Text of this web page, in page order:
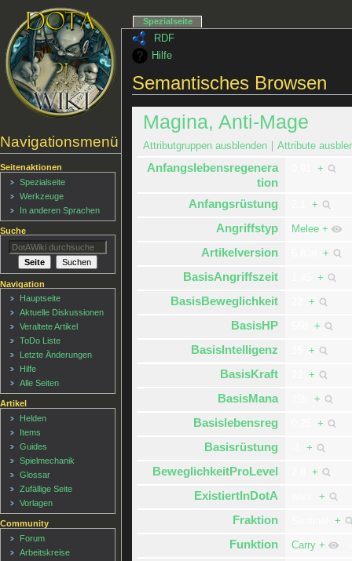
RDF
Hilfe
Semantisches Browsen
Magina, Anti-Mage
Attributgruppen ausblenden Attribute
Anfangslebensregenera
tion
+
Anfangsrüstung +
Angriffstyp Melee +
Artikelversion +
BasisAngriffszeit +
BasisBeweglichkeit +
BasisHP +
BasisIntelligenz +
BasisKraft +
BasisMana +
Basislebensreg +
Basisrüstung +
BeweglichkeitProLevel +
ExistiertInDotA +
Fraktion +
Funktion Carry +
Navigationsmenü
Spezialseite
Seitenaktionen
Spezialseite
Werkzeuge
In anderen Sprachen
Suche
Navigation
Hauptseite
Aktuelle Diskussionen
Veraltete Artikel
ToDo Liste
Letzte Änderungen
Hilfe
Alle Seiten
Artikel
Helden
Items
Guides
Spielmechanik
Glossar
Zufällige Seite
Vorlagen
Community
Forum
Arbeitskreise